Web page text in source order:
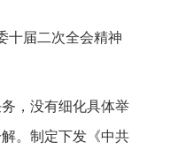
十届二次全会精神
，没有细化具体举
。制定下发《中共